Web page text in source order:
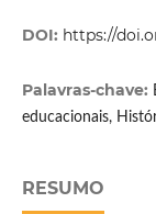
DOI: https://
Palavras-chave:
educacionais,
RESUMO